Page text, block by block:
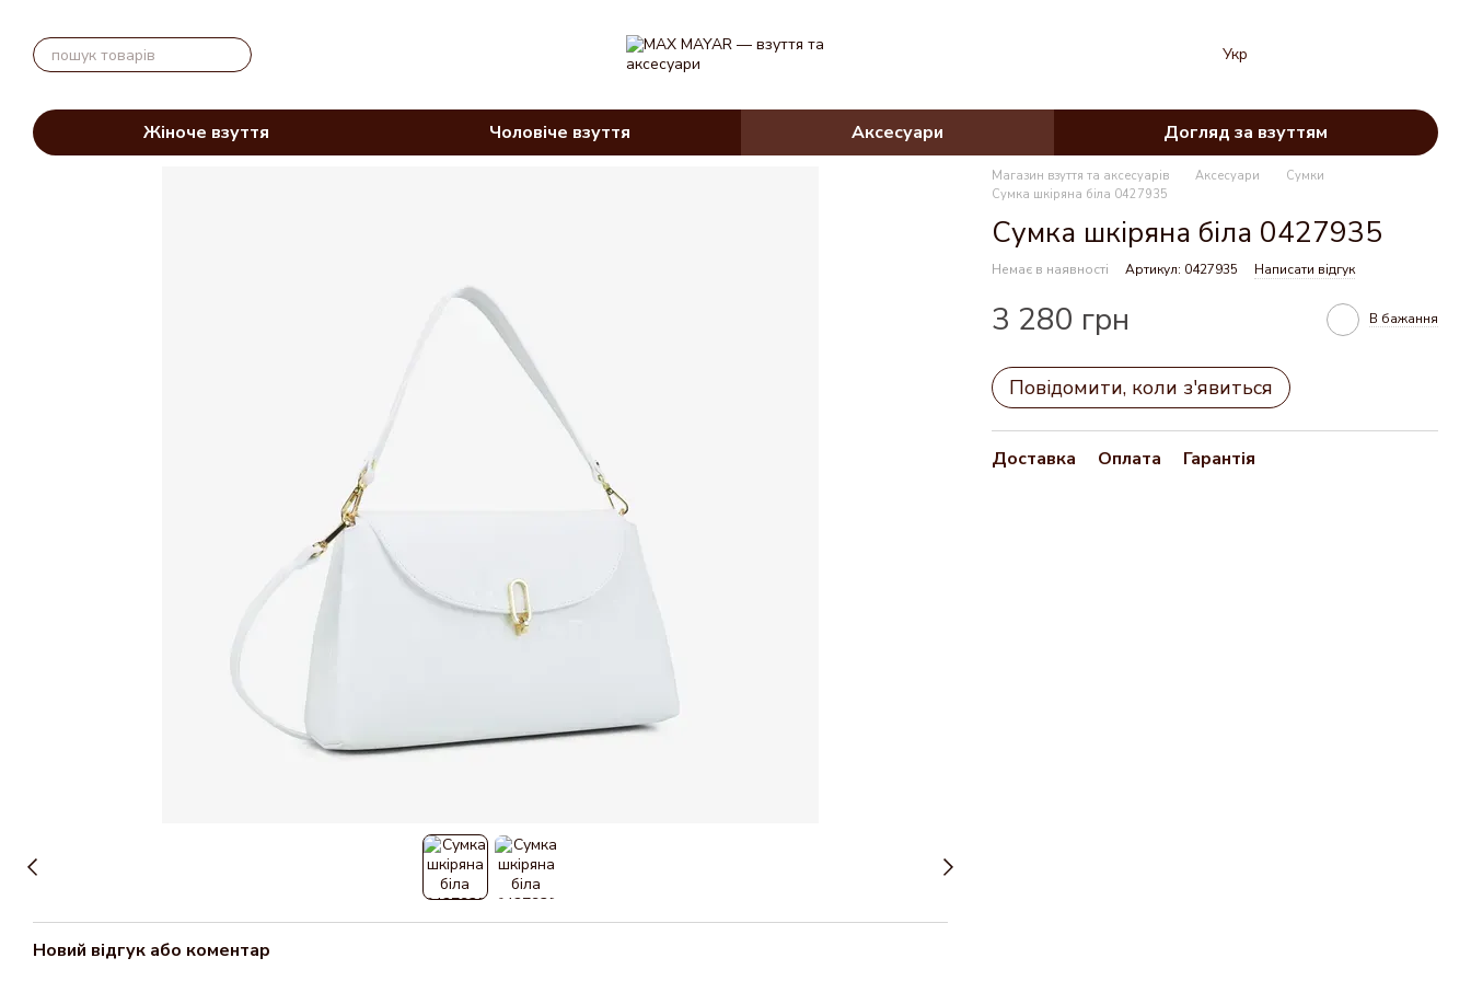
Укр
Жіноче взуття Чоловіче взуття Аксесуари Догляд за взуттям
Новий відгук або коментар
Магазин взуття та аксесуарів Аксесуари
Сумки
Сумка шкіряна біла 0427935
Сумка шкіряна біла 0427935
Немає в наявності Артикул: 0427935 Написати відгук
3 280 грн В бажання
Повідомити, коли з'явиться
Доставка Оплата Гарантія